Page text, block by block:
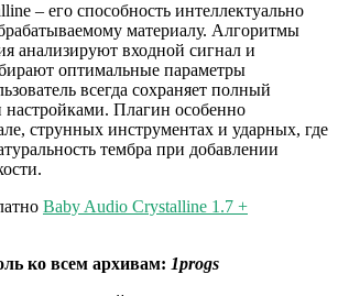
– его способность интеллектуально
материалу. Алгоритмы
анализируют входной сигнал и
оптимальные параметры
всегда сохраняет полный
настройками. Плагин особенно
струнных инструментах и ударных, где
тембра при добавлении
Baby Audio Crystalline 1.7 +
ко всем архивам: 1progs